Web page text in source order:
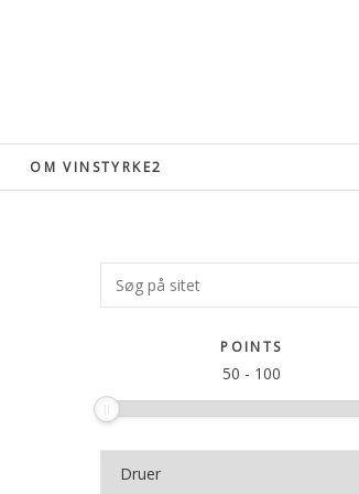
OM VINSTYRKE2
Primær
Sidebar
Søg
på
POINTS
50 - 100